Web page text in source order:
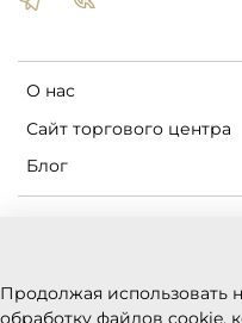
О нас
Сайт торгового центра
Блог
Условия обмена и
Продолжая использовать
обработку файлов cookie,